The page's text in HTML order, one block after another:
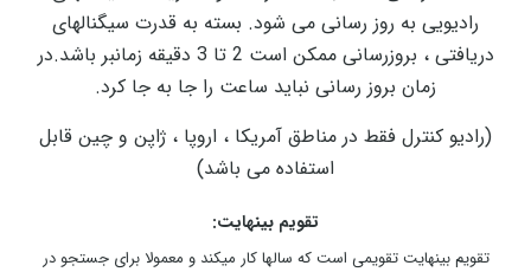
رادیویی به روز رسانی می شود. بسته به قدرت سیگنالهای
دریافتی ، بروزرسانی ممکن است 2
تا 3 دقیقه زمانبر باشد.در
زمان بروز رسانی نباید ساعت را جا به جا کرد.
(رادیو کنترل فقط در مناطق آمریکا ، اروپا ، ژاپن و چین قابل
استفاده می باشد)
تقویم بینهایت:
تقویم بینهایت تقویمی است که سالها کار میکند و معمولا برای جستجو در